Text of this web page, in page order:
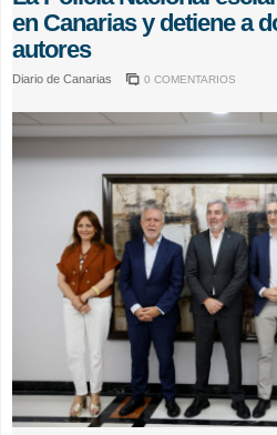
en Canarias y detiene a
autores
Diario de Canarias 0 COMENTARIOS